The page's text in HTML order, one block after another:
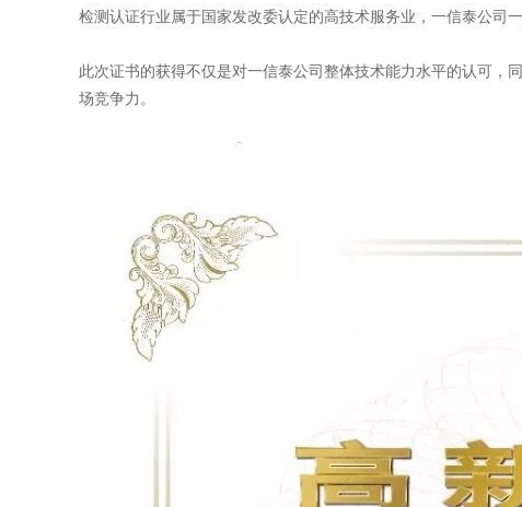
检测认证行业属于国家发改委认定的高技术服务业，一信泰公司
此次证书的获得不仅是对一信泰公司整体技术能力水平的认可，
场竞争力。